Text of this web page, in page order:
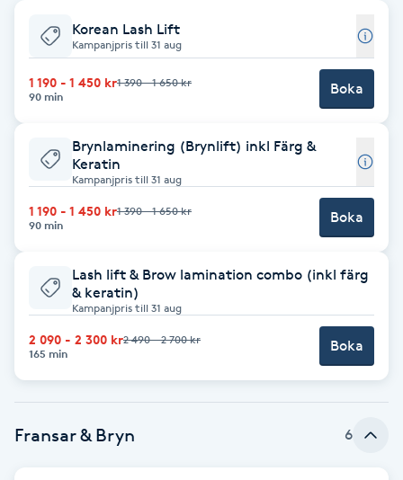
Babylights
Balayage
Barber
Barnklippning
BIAB
Blowout
Bottenfärg
Brynformning
Korean Lash Lift
Kampanjpris till 31 aug
1 190 - 1 450 kr1 390 - 1 650 kr
90 min
Boka
Brynlaminering (Brynlift) inkl Färg &
Keratin
Kampanjpris till 31 aug
1 190 - 1 450 kr1 390 - 1 650 kr
90 min
Boka
Lash lift & Brow lamination combo (inkl färg
& keratin)
Kampanjpris till 31 aug
2 090 - 2 300 kr2 490 - 2 700 kr
165 min
Boka
Fransar & Bryn 6